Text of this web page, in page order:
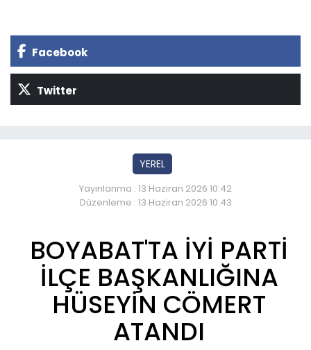
Facebook
Twitter
YEREL
Yayınlanma : 13 Haziran 2026 10:42
Düzenleme : 13 Haziran 2026 10:43
BOYABAT'TA İYİ PARTİ
İLÇE BAŞKANLIĞINA
HÜSEYİN CÖMERT
ATANDI